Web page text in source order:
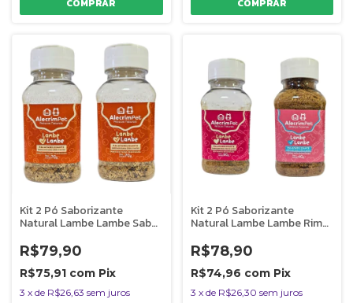
Kit 2 Pó Saborizante
Natural Lambe Lambe Sabor
R$79,90
R$75,91 com Pix
3 x de R$26,63 sem juros
Kit 2 Pó Saborizante
Natural Lambe Lambe Rim
AlecrimPet
R$78,90
R$74,96 com Pix
3 x de R$26,30 sem juros